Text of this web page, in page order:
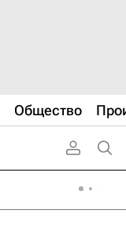
Общество